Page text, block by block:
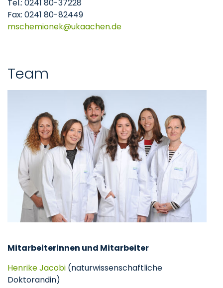
Tel.: 0241 80-37228
Fax: 0241 80-82449
mschemionek
ukaachende
Team
Mitarbeiterinnen und Mitarbeiter
Henrike Jacobi (naturwissenschaftliche
Doktorandin)